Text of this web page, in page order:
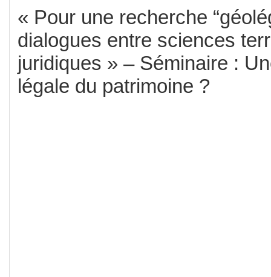
« Pour une recherche
dialogues entre sciences
juridiques » – Séminaire :
légale du patrimoine ?